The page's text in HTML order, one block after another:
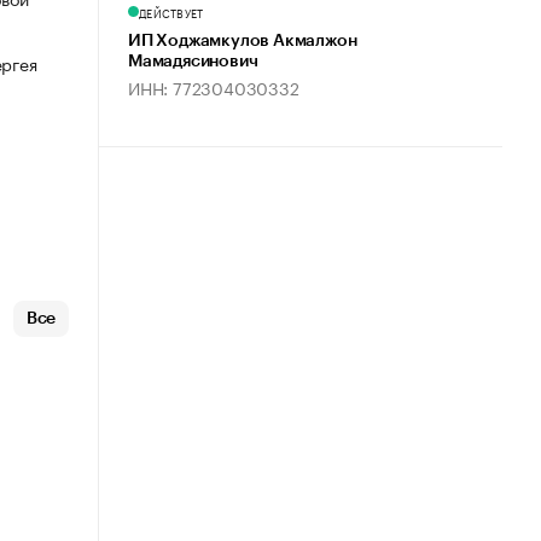
Все
ДЕЙСТВУЕТ
ИП Ходжамкулов Акмалжон
Мамадясинович
ИНН: 772304030332